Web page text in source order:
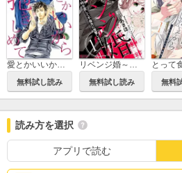
愛とかいいから抱きしめて
無料試し読み
リベンジ婚～時を戻して不倫夫に復讐します～
無料試し読み 無料
読み方を選択
アプリで読む